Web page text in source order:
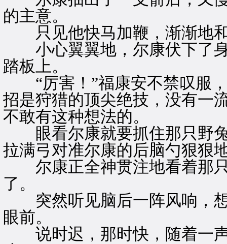
的主意。
只见他快马加鞭，渐渐地和
小心翼翼地，尔康伏下了身
踏板上。
“厉害！”福康安不禁叹服，
招是狩猎的顶尖绝技，没有一
不敢有这种想法的。
眼看尔康就要抓住那只野兔
拉满弓对准尔康的后脑勺狠狠
尔康正全神贯注地看着那只
了。
突然听见脑后一阵风响，想
眼前。
说时迟，那时快，随着一声